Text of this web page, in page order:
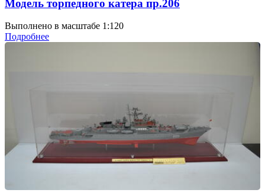
Модель торпедного катера пр.206
Выполнено в масштабе 1:120
Подробнее